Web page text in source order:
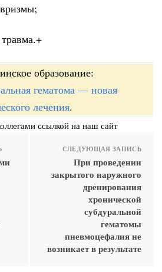
образование:
гематома — новая
лечения.
ссылкой на наш сайт
СЛЕДУЮЩАЯ ЗАПИСЬ
При проведении
закрытого наружного
дренирования
хронической
субдуральной
гематомы
пневмоцефалия не
возникает в результате